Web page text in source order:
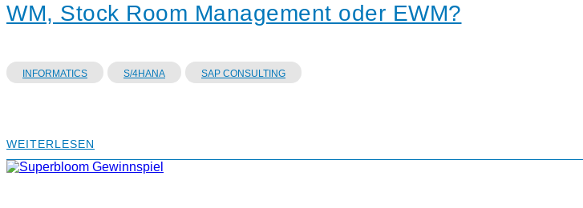
WM, Stock Room Management oder EWM?
INFORMATICS S/4HANA SAP CONSULTING
WEITERLESEN